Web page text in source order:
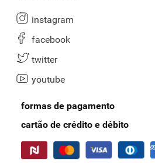
instagram
facebook
twitter
youtube
formas de pagamento
cartão de crédito e débito